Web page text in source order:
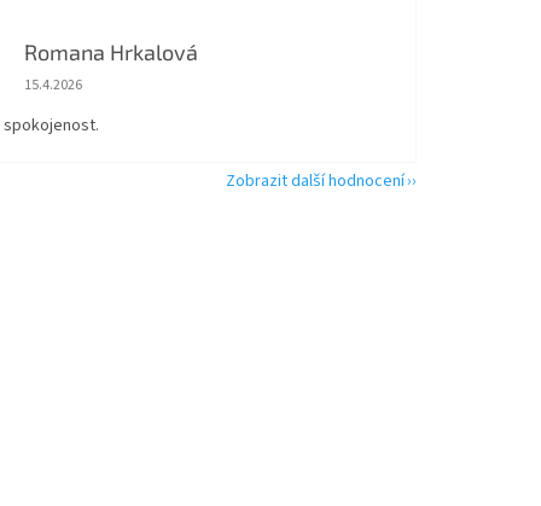
Romana Hrkalová
Hodnocení obchodu je 5 z 5 hvězdiček.
15.4.2026
spokojenost.
Zobrazit další hodnocení